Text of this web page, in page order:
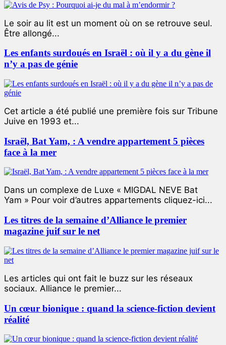
Le soir au lit est un moment où on se retrouve seul.
Être allongé...
Les enfants surdoués en Israël : où il y a du gène il
n’y a pas de génie
Cet article a été publié une première fois sur Tribune
Juive en 1993 et...
Israël, Bat Yam, : A vendre appartement 5 pièces
face à la mer
Dans un complexe de Luxe « MIGDAL NEVE Bat
Yam » Pour voir d’autres appartements cliquez-ici...
Les titres de la semaine d’Alliance le premier
magazine juif sur le net
Les articles qui ont fait le buzz sur les réseaux
sociaux. Alliance le premier...
Un cœur bionique : quand la science-fiction devient
réalité